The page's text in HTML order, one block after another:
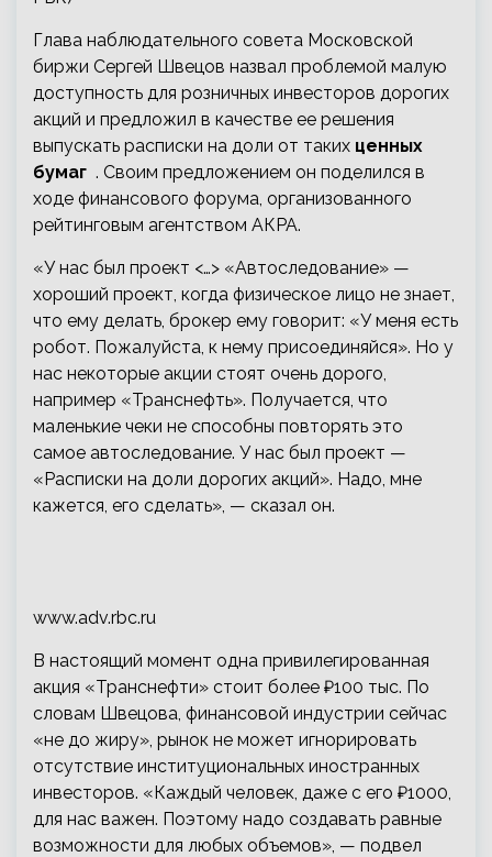
Глава наблюдательного совета Московской
биржи Сергей Швецов назвал проблемой малую
доступность для розничных инвесторов дорогих
акций и предложил в качестве ее решения
выпускать расписки на доли от таких ценных
бумаг . Своим предложением он поделился в
ходе финансового форума, организованного
рейтинговым агентством АКРА.
«У нас был проект <…> «Автоследование» —
хороший проект, когда физическое лицо не знает,
что ему делать, брокер ему говорит: «У меня есть
робот. Пожалуйста, к нему присоединяйся». Но у
нас некоторые акции стоят очень дорого,
например «Транснефть». Получается, что
маленькие чеки не способны повторять это
самое автоследование. У нас был проект —
«Расписки на доли дорогих акций». Надо, мне
кажется, его сделать», — сказал он.
www.adv.rbc.ru
В настоящий момент одна привилегированная
акция «Транснефти» стоит более ₽100 тыс. По
словам Швецова, финансовой индустрии сейчас
«не до жиру», рынок не может игнорировать
отсутствие институциональных иностранных
инвесторов. «Каждый человек, даже с его ₽1000,
для нас важен. Поэтому надо создавать равные
возможности для любых объемов», — подвел